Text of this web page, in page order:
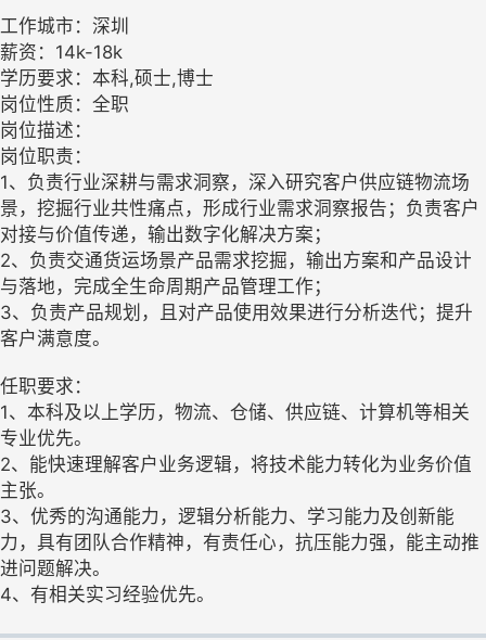
工作城市：深圳
薪资：14k-18k
学历要求：本科,硕士,博士
岗位性质：全职
岗位描述：
岗位职责：
1、负责行业深耕与需求洞察，深入研究客户供应链物流场
景，挖掘行业共性痛点，形成行业需求洞察报告；负责客户
对接与价值传递，输出数字化解决方案；
2、负责交通货运场景产品需求挖掘，输出方案和产品设计
与落地，完成全生命周期产品管理工作；
3、负责产品规划，且对产品使用效果进行分析迭代；提升
客户满意度。
任职要求：
1、本科及以上学历，物流、仓储、供应链、计算机等相关
专业优先。
2、能快速理解客户业务逻辑，将技术能力转化为业务价值
主张。
3、优秀的沟通能力，逻辑分析能力、学习能力及创新能
力，具有团队合作精神，有责任心，抗压能力强，能主动推
进问题解决。
4、有相关实习经验优先。